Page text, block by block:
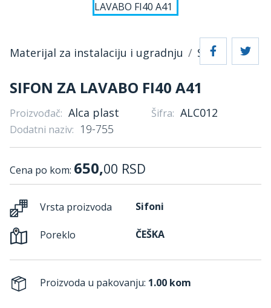
Materijal za instalaciju i ugradnju Sifoni
SIFON ZA LAVABO FI40 A41
Proizvođač: Alca plast Šifra: ALC012
Dodatni naziv: 19-755
Cena po kom: 650,00 RSD
Vrsta proizvoda Sifoni
Poreklo ČEŠKA
Proizvoda u pakovanju: 1.00 kom